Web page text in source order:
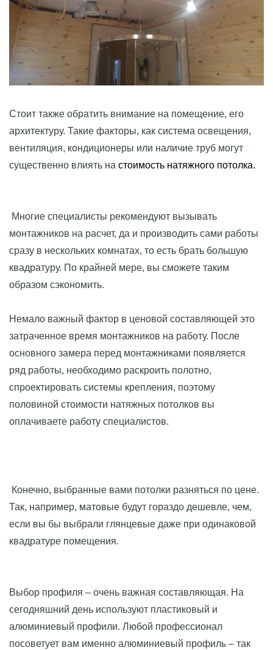
Стоит также обратить внимание на помещение, его
архитектуру. Такие факторы, как система освещения,
вентиляция, кондиционеры или наличие труб могут
существенно влиять на стоимость натяжного потолка.
Многие специалисты рекомендуют вызывать
монтажников на расчет, да и производить сами работы
сразу в нескольких комнатах, то есть брать большую
квадратуру. По крайней мере, вы сможете таким
образом сэкономить.
Немало важный фактор в ценовой составляющей это
затраченное время монтажников на работу. После
основного замера перед монтажниками появляется
ряд работы, необходимо раскроить полотно,
спроектировать системы крепления, поэтому
половиной стоимости натяжных потолков вы
оплачиваете работу специалистов.
Конечно, выбранные вами потолки разняться по цене.
Так, например, матовые будут гораздо дешевле, чем,
если вы бы выбрали глянцевые даже при одинаковой
квадратуре помещения.
Выбор профиля – очень важная составляющая. На
сегодняшний день используют пластиковый и
алюминиевый профили. Любой профессионал
посоветует вам именно алюминиевый профиль – так